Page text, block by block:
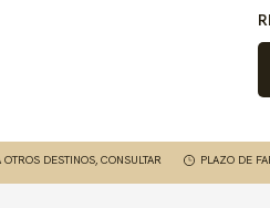
DESTINOS, CONSULTAR PLAZO DE